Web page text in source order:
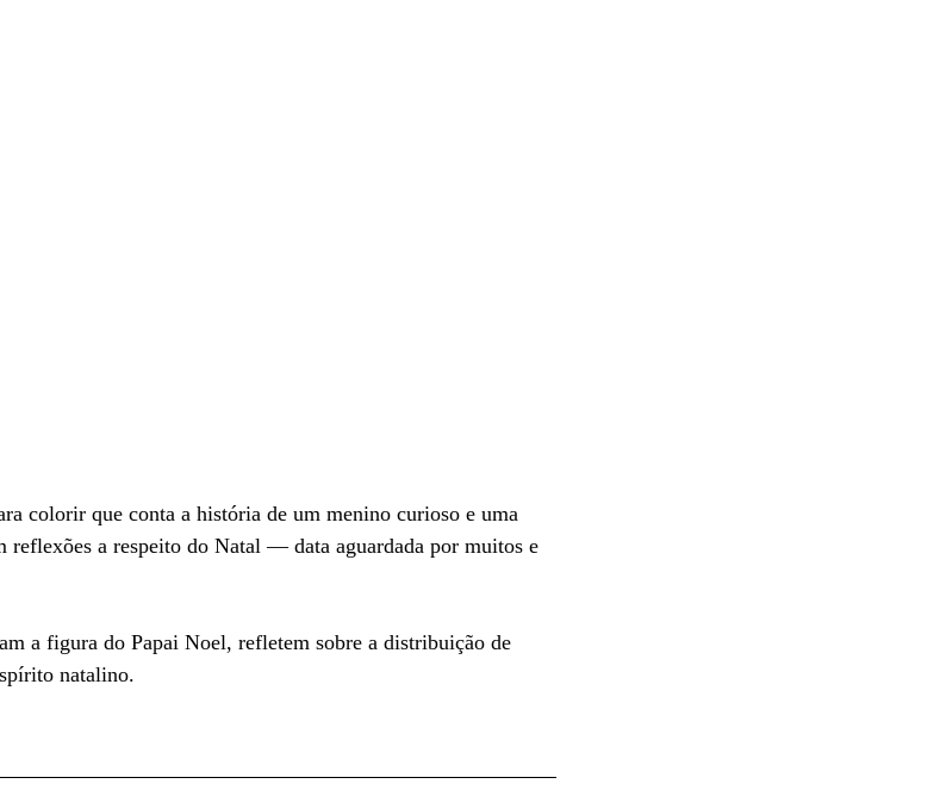
colorir que conta a história de um menino curioso e uma
reflexões a respeito do Natal — data aguardada por muitos e
a figura do Papai Noel, refletem sobre a distribuição de
natalino.